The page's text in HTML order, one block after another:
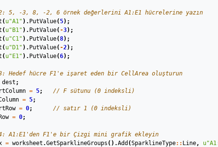
5, -3, 8, -2, 6 örnek değerlerini A1:E1 hücrelerine yazın
( u"A1" ). PutValue(5);
( u"B1" ). PutValue( -3);
( u"C1" ). PutValue(8);
( u"D1" ). PutValue( -2);
( u"E1" ). PutValue(6);
Hedef hücre F1'e işaret eden bir CellArea oluşturun
dest ;
= 5;
// F sütunu (0 indeksli)
= 5;
= 0;
// satır 1 (0 indeksli)
= 0;
A1:E1'den F1'e bir Çizgi mini grafik ekleyin
= worksheet .GetSparklineGroups ().Add (SparklineType:: Line, u